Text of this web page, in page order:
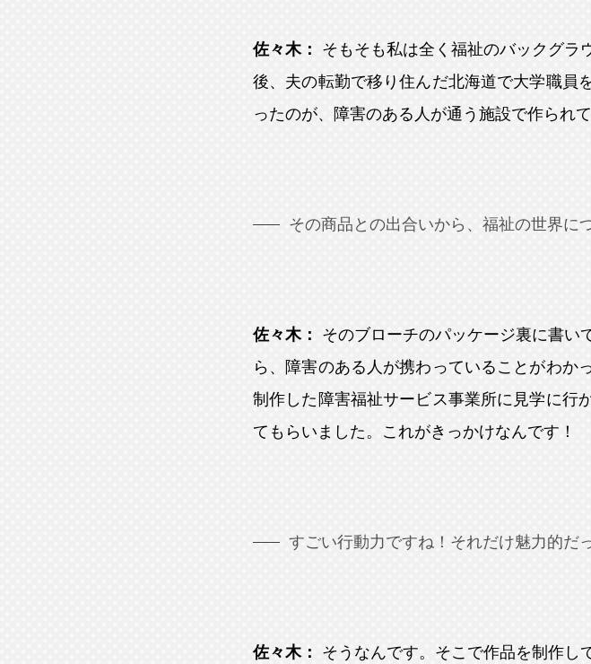
佐々木：
そもそも私は全く福祉のバックグラ
後、夫の転勤で移り住んだ北海道で大学職員
ったのが、障害のある人が通う施設で作られ
その商品との出合いから、福祉の世界に
佐々木：
そのブローチのパッケージ裏に書い
ら、障害のある人が携わっていることがわか
制作した障害福祉サービス事業所に見学に行
てもらいました。これがきっかけなんです！
すごい行動力ですね！それだけ魅力的だ
佐々木： そうなんです。そこで作品を制作し